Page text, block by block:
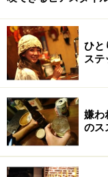
口に含んだ後も
口の中に広がり、
口の中に広がるほ
さは、顔を出した
の中で広がります。
ひと
ステ
嫌わ
のス